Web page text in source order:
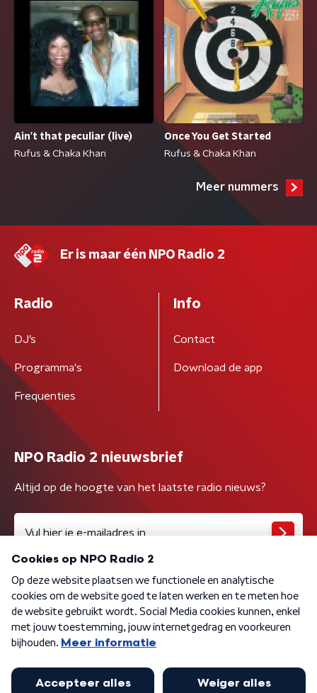
Ain't that peculiar (live)
Rufus & Chaka Khan
Once You Get Started
Rufus & Chaka Khan
Meer nummers
Er is maar één NPO Radio 2
Radio
DJ’s
Programma's
Frequenties
Info
Contact
Download de app
NPO Radio 2 nieuwsbrief
Altijd op de hoogte van het laatste radio nieuws?
Algemene voorwaarden